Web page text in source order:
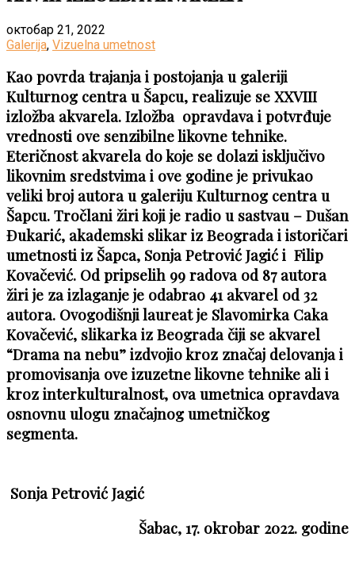
октобар 21, 2022
Galerija, Vizuelna umetnost
Kao povrda trajanja i postojanja u galeriji
Kulturnog centra u Šapcu, realizuje se XXVIII
izložba akvarela. Izložba opravdava i potvrđuje
vrednosti ove senzibilne likovne tehnike.
Eteričnost akvarela do koje se dolazi isključivo
likovnim sredstvima i ove godine je privukao
veliki broj autora u galeriju Kulturnog centra u
Šapcu. Tročlani žiri koji je radio u sastvau – Dušan
Đukarić, akademski slikar iz Beograda i istoričari
umetnosti iz Šapca, Sonja Petrović Jagić i Filip
Kovačević. Od pripselih 99 radova od 87 autora
žiri je za izlaganje je odabrao 41 akvarel od 32
autora. Ovogodišnji laureat je Slavomirka Caka
Kovačević, slikarka iz Beograda čiji se akvarel
“Drama na nebu” izdvojio kroz značaj delovanja i
promovisanja ove izuzetne likovne tehnike ali i
kroz interkulturalnost, ova umetnica opravdava
osnovnu ulogu značajnog umetničkog
segmenta.
Sonja Petrović Jagić
Šabac, 17. okrobar 2022. godine